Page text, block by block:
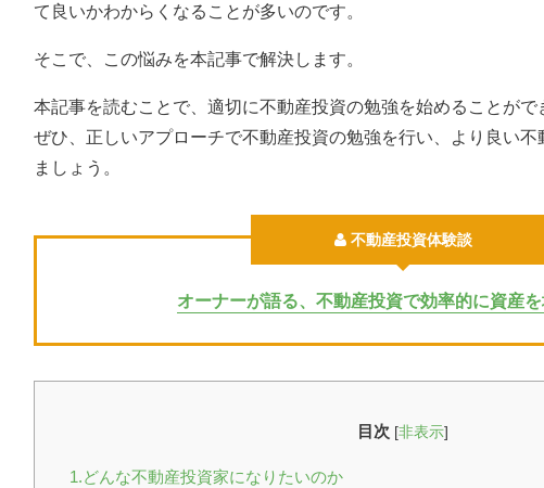
て良いかわからくなることが多いのです。
そこで、この悩みを本記事で解決します。
本記事を読むことで、適切に不動産投資の勉強を始めることがで
ぜひ、正しいアプローチで不動産投資の勉強を行い、より良い不
ましょう。
不動産投資体験談
オーナーが語る、不動産投資で効率的に資産
目次 [非表示]
1.どんな不動産投資家になりたいのか